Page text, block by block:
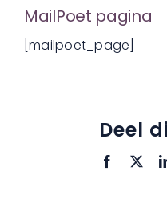
MailPoet pagina
[mailpoet_page]
Deel
Facebook
X